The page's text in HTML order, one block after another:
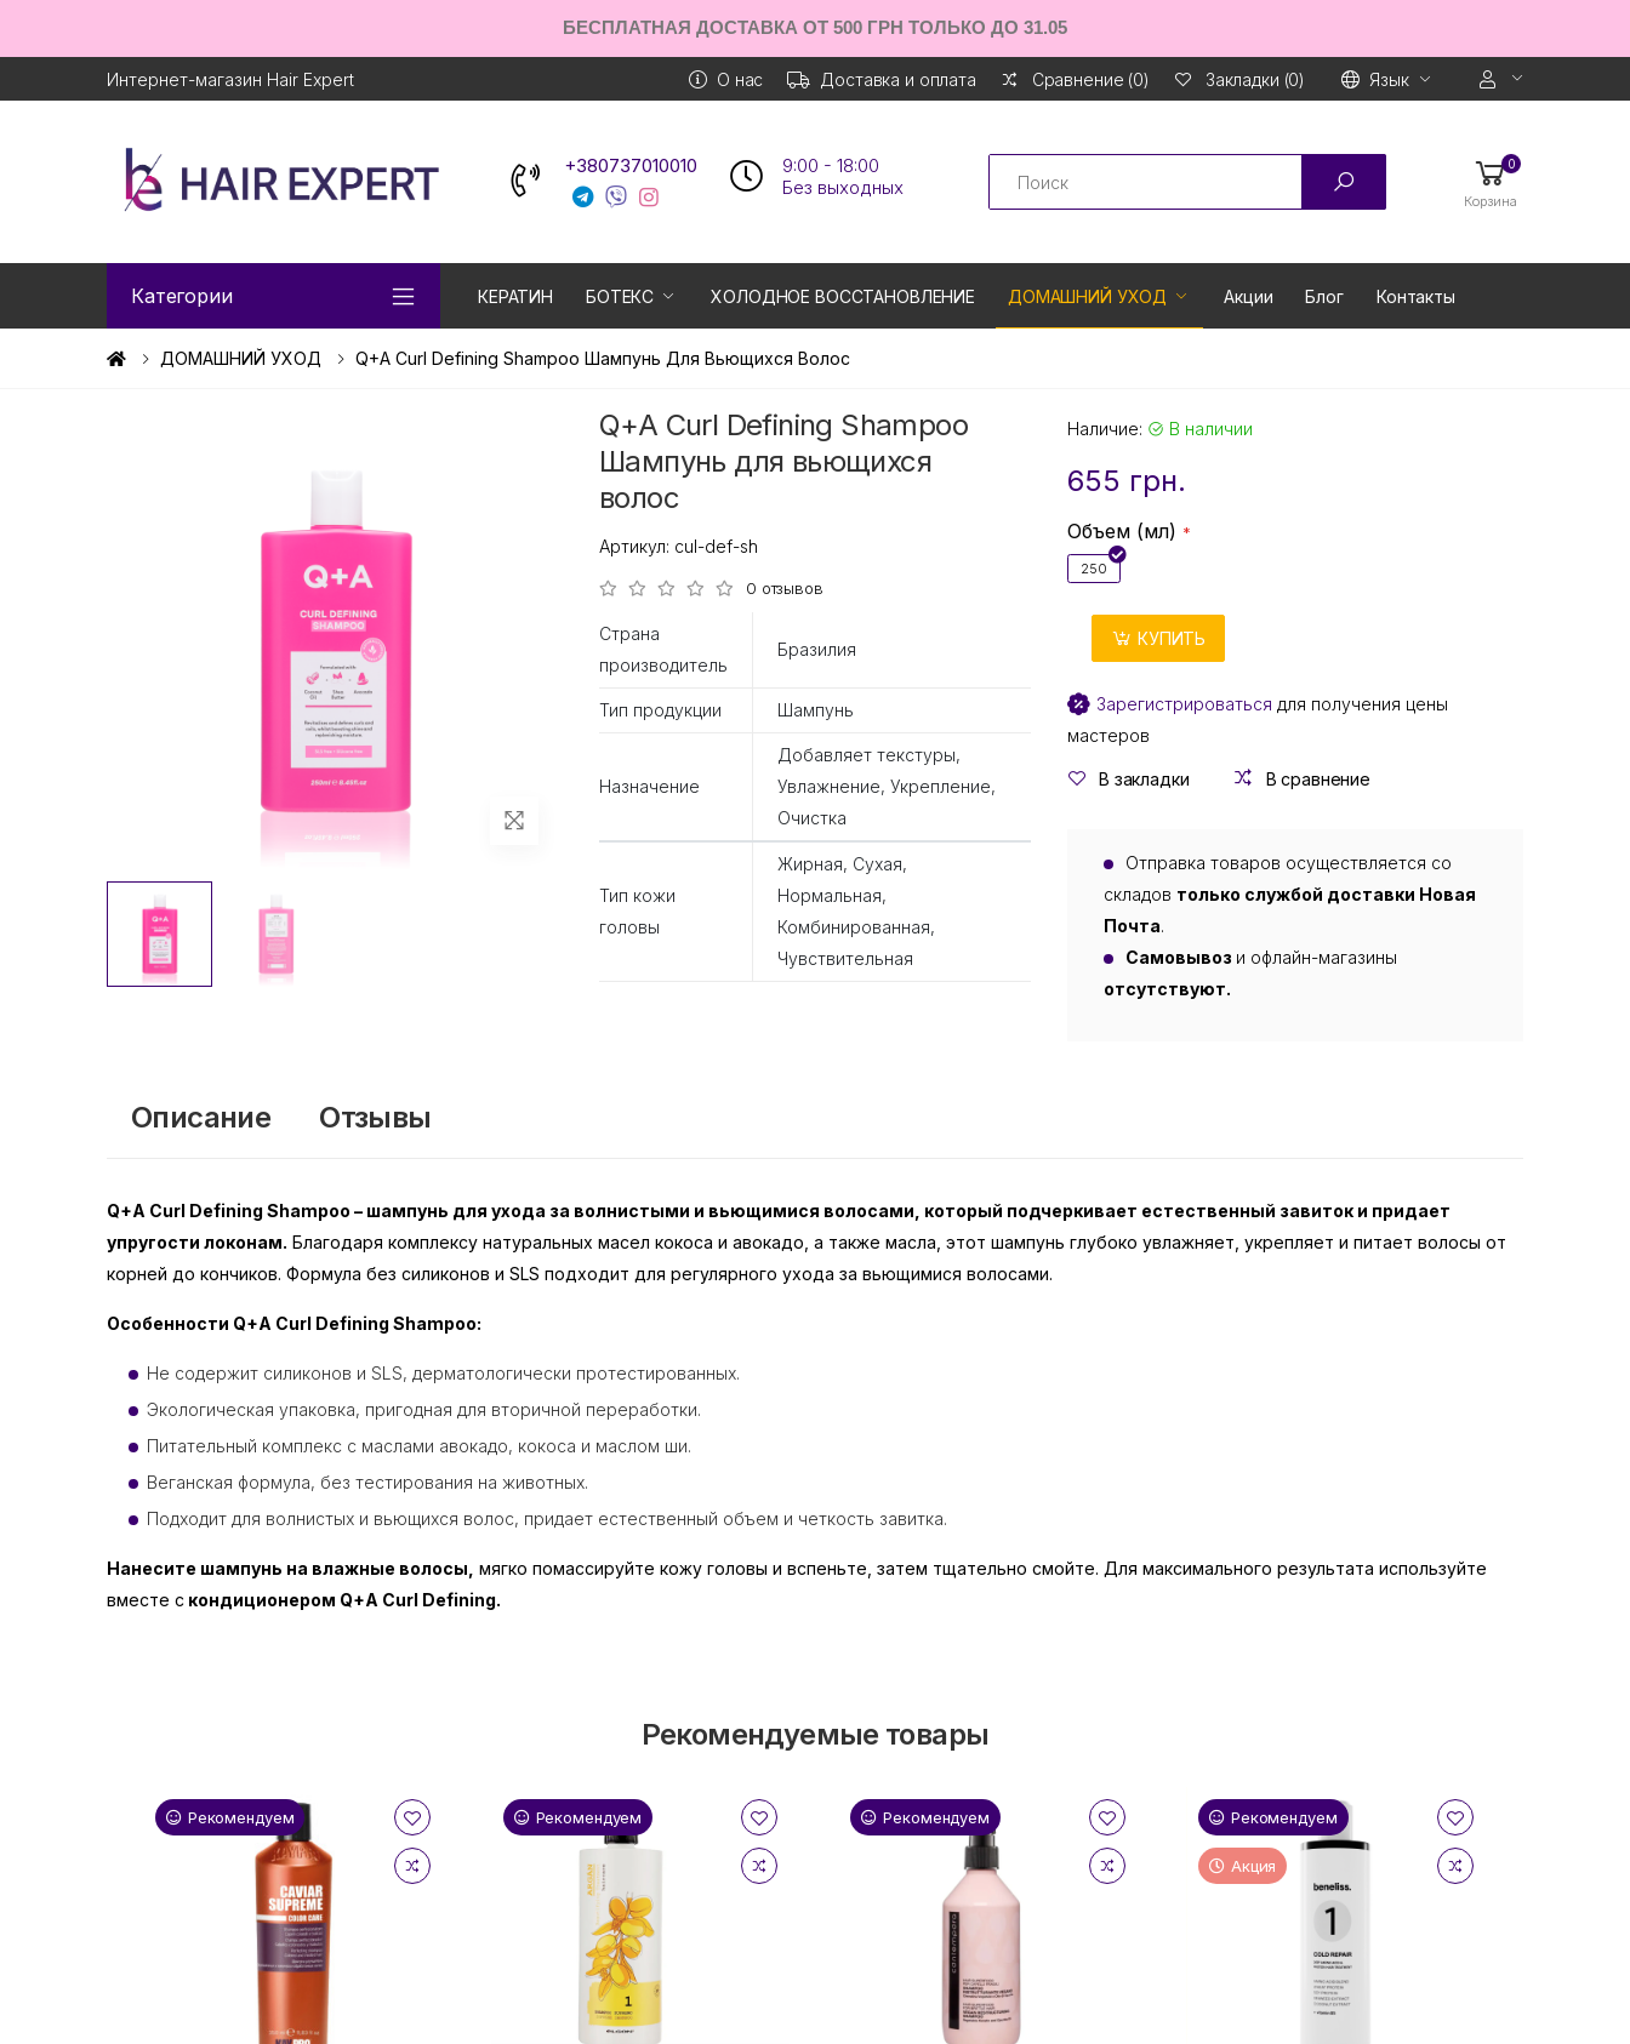
БЕСПЛАТНАЯ ДОСТАВКА ОТ 500 ГРН ТОЛЬКО ДО 31.05
Интернет-магазин Hair Expert О нас Доставка и оплата Сравнение (0) Закладки (0) Язык
+380737010010
9:00 - 18:00
Без выходных
Search 0
Корзина
Категории КЕРАТИН БОТЕКС ХОЛОДНОЕ ВОССТАНОВЛЕНИЕ ДОМАШНИЙ УХОД Акции Блог Контакты
ДОМАШНИЙ УХОД Q+A Curl Defining Shampoo Шампунь Для Вьющихся Волос
Q+A Curl Defining Shampoo
Шампунь для вьющихся
волос
Артикул: cul-def-sh
0 отзывов
Страна
производитель
Бразилия
Тип продукции Шампунь
Назначение
Добавляет текстуры,
Увлажнение, Укрепление,
Очистка
Тип кожи
головы
Жирная, Сухая,
Нормальная,
Комбинированная,
Чувствительная
Наличие: В наличии
655 грн.
Объем (мл)
250
КУПИТЬ
Зарегистрироваться для получения цены
мастеров
В закладки В сравнение
Отправка товаров осуществляется со
складов только службой доставки Новая
Почта.
Самовывоз и офлайн-магазины
отсутствуют.
Описание Отзывы
Q+A Curl Defining Shampoo – шампунь для ухода за волнистыми и вьющимися волосами, который подчеркивает естественный завиток и придает
упругости локонам. Благодаря комплексу натуральных масел кокоса и авокадо, а также масла, этот шампунь глубоко увлажняет, укрепляет и питает волосы от
корней до кончиков. Формула без силиконов и SLS подходит для регулярного ухода за вьющимися волосами.
Особенности Q+A Curl Defining Shampoo:
Не содержит силиконов и SLS, дерматологически протестированных.
Экологическая упаковка, пригодная для вторичной переработки.
Питательный комплекс с маслами авокадо, кокоса и маслом ши.
Веганская формула, без тестирования на животных.
Подходит для волнистых и вьющихся волос, придает естественный объем и четкость завитка.
Нанесите шампунь на влажные волосы, мягко помассируйте кожу головы и вспеньте, затем тщательно смойте. Для максимального результата используйте
вместе с кондиционером Q+A Curl Defining.
Рекомендуемые товары
Рекомендуем Рекомендуем Рекомендуем Рекомендуем
Акция